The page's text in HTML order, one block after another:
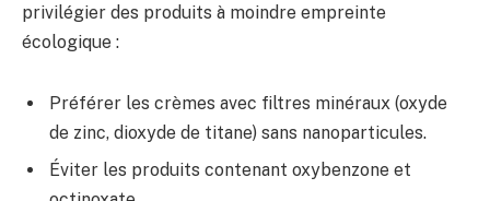
privilégier des produits à moindre empreinte
écologique :
Préférer les crèmes avec filtres minéraux (oxyde
de zinc, dioxyde de titane) sans nanoparticules.
Éviter les produits contenant oxybenzone et